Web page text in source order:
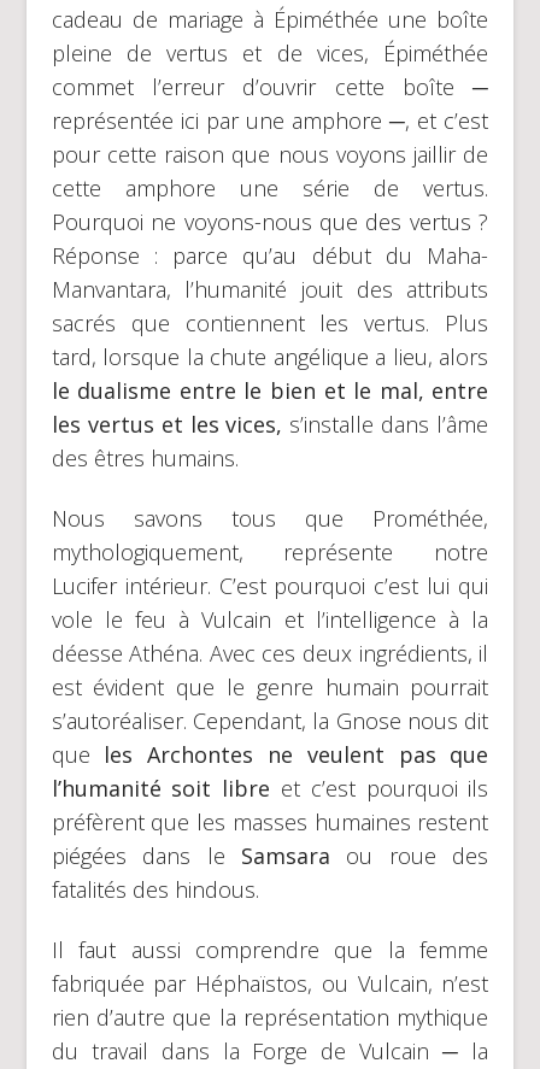
cadeau de mariage à Épiméthée une boîte
pleine de vertus et de vices, Épiméthée
commet l’erreur d’ouvrir cette boîte ─
représentée ici par une amphore ─, et c’est
pour cette raison que nous voyons jaillir de
cette amphore une série de vertus.
Pourquoi ne voyons-nous que des vertus ?
Réponse : parce qu’au début du Maha-
Manvantara, l’humanité jouit des attributs
sacrés que contiennent les vertus. Plus
tard, lorsque la chute angélique a lieu, alors
le dualisme entre le bien et le mal, entre
les vertus et les vices, s’installe dans l’âme
des êtres humains.
Nous savons tous que Prométhée,
mythologiquement, représente notre
Lucifer intérieur. C’est pourquoi c’est lui qui
vole le feu à Vulcain et l’intelligence à la
déesse Athéna. Avec ces deux ingrédients, il
est évident que le genre humain pourrait
s’autoréaliser. Cependant, la Gnose nous dit
que les Archontes ne veulent pas que
l’humanité soit libre et c’est pourquoi ils
préfèrent que les masses humaines restent
piégées dans le Samsara ou roue des
fatalités des hindous.
Il faut aussi comprendre que la femme
fabriquée par Héphaïstos, ou Vulcain, n’est
rien d’autre que la représentation mythique
du travail dans la Forge de Vulcain ─ la